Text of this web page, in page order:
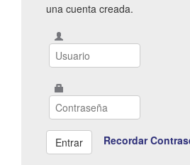
una cuenta creada.
Recordar